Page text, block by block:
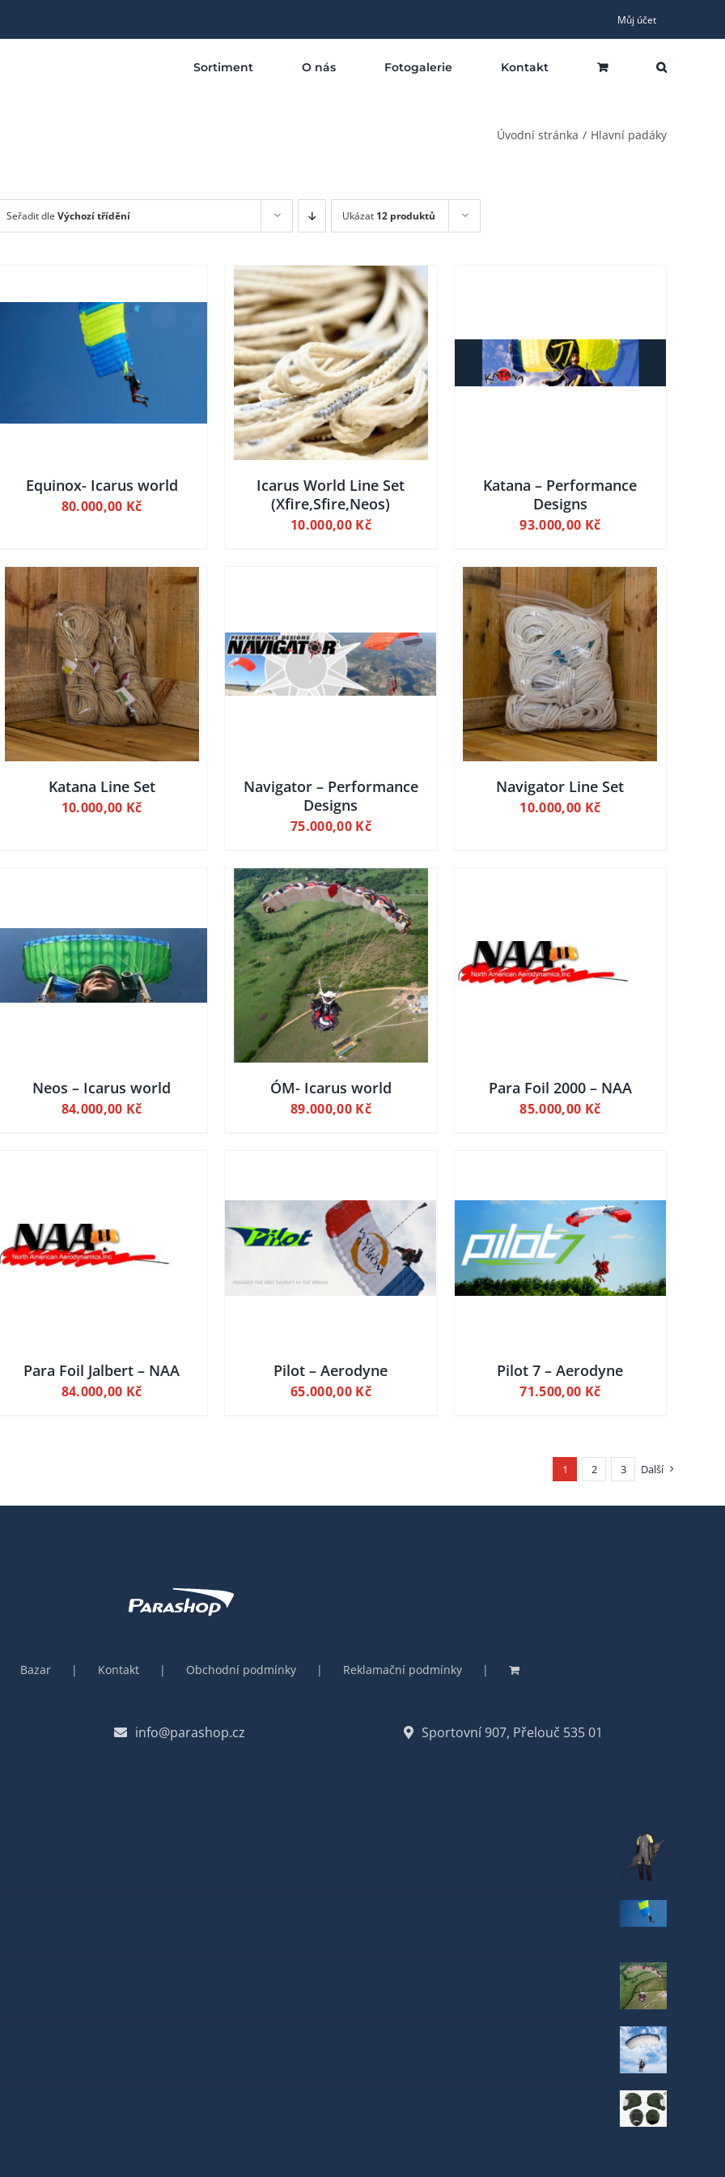
Můj účet
Sortiment O nás Fotogalerie Kontakt
Úvodní stránka Hlavní padáky
Seřadit dle Výchozí třídění Ukázat 12 produktů
Equinox- Icarus world
80.000,00 Kč
TENTO
PRODUKT
VARIANT.
VYBRAT
NA
STRÁNCE
DETAILY
Icarus World Line Set
(Xfire,Sfire,Neos)
10.000,00 Kč
PŘIDAT DO KOŠÍKU
DETAILY
Katana – Performance
Designs
93.000,00 Kč
Katana Line Set
10.000,00 Kč
PŘIDAT DO KOŠÍKU
DETAILY
Navigator – Performance
Designs
75.000,00 Kč
TENTO
PRODUKT
MÁ
VYBRAT
STRÁNCE
PRODUKTU
DETAILY
Navigator Line Set
10.000,00 Kč
Neos – Icarus world
84.000,00 Kč
PŘIDAT DO KOŠÍKU
DETAILY
ÓM- Icarus world
89.000,00 Kč
PŘIDAT DO KOŠÍKU
DETAILY
Para Foil 2000 – NAA
85.000,00 Kč
Para Foil Jalbert – NAA
84.000,00 Kč
PŘIDAT DO KOŠÍKU
DETAILY
Pilot – Aerodyne
65.000,00 Kč
PŘIDAT DO KOŠÍKU
DETAILY
Pilot 7 – Aerodyne
71.500,00 Kč
1 2 3 Další
Bazar Kontakt Obchodní podmínky Reklamační podmínky
info@parashop.cz Sportovní 907, Přelouč 535 01